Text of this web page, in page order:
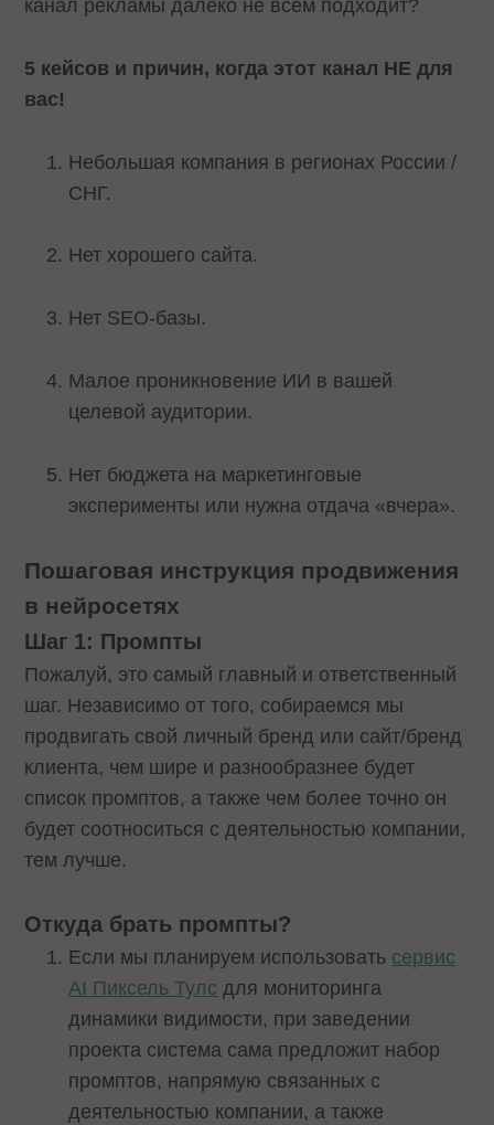
канал рекламы далеко не всем подходит?
5 кейсов и причин, когда этот канал НЕ для
вас!
Небольшая компания в регионах России /
СНГ.
Нет хорошего сайта.
Нет SEO-базы.
Малое проникновение ИИ в вашей
целевой аудитории.
Нет бюджета на маркетинговые
эксперименты или нужна отдача «вчера».
Пошаговая инструкция продвижения
в нейросетях
Шаг 1: Промпты
Пожалуй, это самый главный и ответственный
шаг. Независимо от того, собираемся мы
продвигать свой личный бренд или сайт/бренд
клиента, чем шире и разнообразнее будет
список промптов, а также чем более точно он
будет соотноситься с деятельностью компании,
тем лучше.
Откуда брать промпты?
Если мы планируем использовать сервис
AI Пиксель Тулс для мониторинга
динамики видимости, при заведении
проекта система сама предложит набор
промптов, напрямую связанных с
деятельностью компании, а также